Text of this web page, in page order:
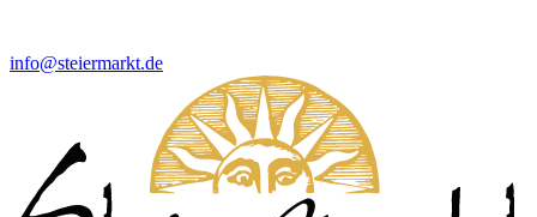
info@steiermarkt.de